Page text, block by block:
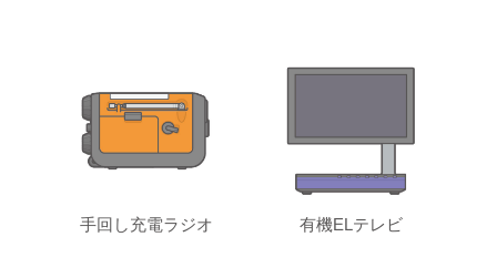
手回し充電ラジオ 有機ELテレビ